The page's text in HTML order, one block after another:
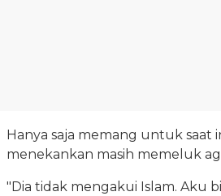
Hanya saja memang untuk saat
menekankan masih memeluk
"Dia tidak mengakui Islam. Aku